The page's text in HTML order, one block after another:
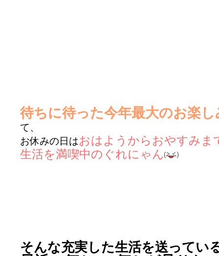
待ちに待った今年最大のお楽し
て、
お休みの日はおはようからおやすみま
生活を満喫中のぐれにゃん
そんな充実した生活を送ってい